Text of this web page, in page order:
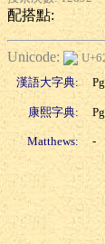
配搭點:
Unicode:
漢語大字典:
康熙字典:
Matthews: -